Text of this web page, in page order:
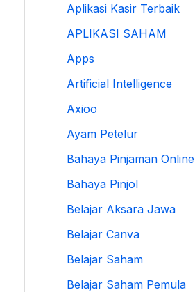
Aplikasi Kasir Terbaik
APLIKASI SAHAM
Apps
Artificial Intelligence
Axioo
Ayam Petelur
Bahaya Pinjaman Online
Bahaya Pinjol
Belajar Aksara Jawa
Belajar Canva
Belajar Saham
Belajar Saham Pemula